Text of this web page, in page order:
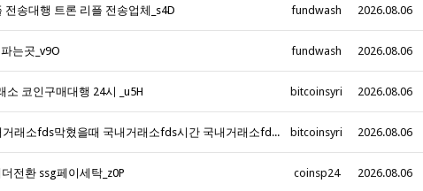
송대행 트론 리플 전송업체_s4D fundwash 2026.08.06
는곳_v9O fundwash 2026.08.06
코인구매대행 24시 _u5H bitcoinsyri 2026.08.06
y2L_텔레그램@bitcoinsyri 국내거래소fds막혔을때 국내거래소fds시간 국내거래소fds출금시간 국내거래소fds송금시간 국내거래소fds증빙 밈코인구매대행_x1Q bitcoinsyri 2026.08.06
전환 ssg페이세탁_z0P coinsp24 2026.08.06